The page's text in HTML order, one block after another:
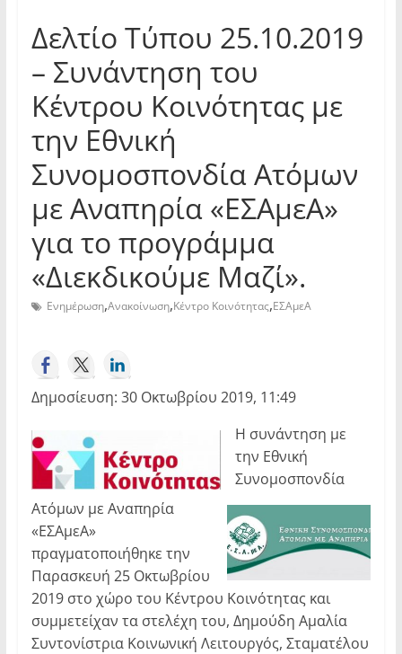
Δελτίο Τύπου 25.10.2019
– Συνάντηση του
Κέντρου Κοινότητας με
την Εθνική
Συνομοσπονδία Ατόμων
με Αναπηρία «ΕΣΑμεΑ»
για το προγράμμα
«Διεκδικούμε Μαζί».
Ενημέρωση,Ανακοίνωση,Κέντρο Κοινότητας,ΕΣΑμεΑ
Δημοσίευση: 30 Οκτωβρίου 2019, 11:49
Η συνάντηση με
την Εθνική
Συνομοσπονδία
Ατόμων με Αναπηρία
«ΕΣΑμεΑ»
πραγματοποιήθηκε την
Παρασκευή 25 Οκτωβρίου
2019 στο χώρο του Κέντρου Κοινότητας και
συμμετείχαν τα στελέχη του, Δημούδη Αμαλία
Συντονίστρια Κοινωνική Λειτουργός, Σταματέλου